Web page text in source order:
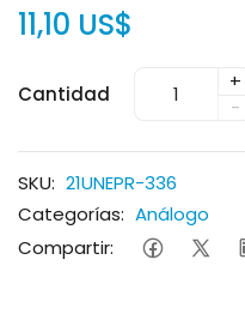
11,10 US$
Cantidad
+
-
SKU: 21UNEPR-336
Categorías: Análogo
Compartir: